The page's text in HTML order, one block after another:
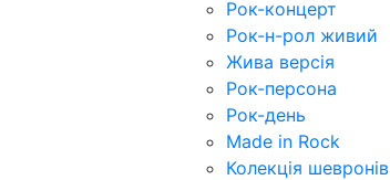
Рок-концерт
Рок-н-рол живий
Жива версія
Рок-персона
Рок-день
Made in Rock
Колекція шевронів